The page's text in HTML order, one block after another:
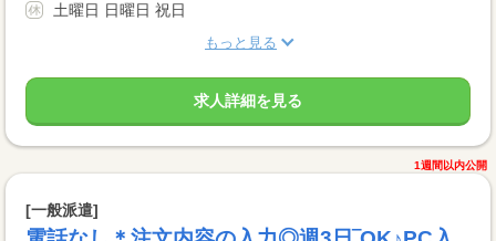
土曜日 日曜日 祝日
もっと見る
求人詳細を見る
1週間以内公開
[一般派遣]